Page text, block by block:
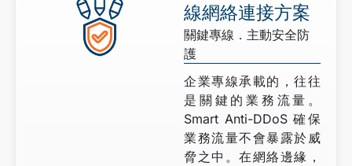
線網絡連接方案
關鍵專線．主動安全防
護
企業專線承載的，往往
是關鍵的業務流量。
Smart Anti-DDoS 確保
業務流量不會暴露於威
脅之中。在網絡邊緣，